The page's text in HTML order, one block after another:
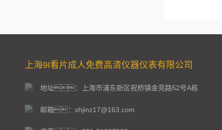
上海9I看片成人免费高清仪器仪表有限公司
地址：上海市浦东新区祝桥镇金亮路52号A栋
邮箱：shjinz17@163.com